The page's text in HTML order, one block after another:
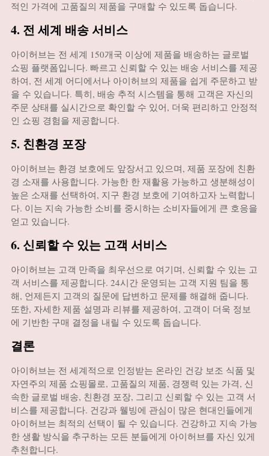
적인 가격에 고품질의 제품을 구매할 수 있도록 돕습니다.
4. 전 세계 배송 서비스
아이허브는 전 세계 150개국 이상에 제품을 배송하는 글로벌
쇼핑 플랫폼입니다. 빠르고 신뢰할 수 있는 배송 서비스를 제공
하여, 전 세계 어디에서나 아이허브의 제품을 쉽게 주문하고 받
을 수 있습니다. 특히, 배송 추적 시스템을 통해 고객은 자신의
주문 상태를 실시간으로 확인할 수 있어, 더욱 편리하고 안정적
인 쇼핑 경험을 제공합니다.
5. 친환경 포장
아이허브는 환경 보호에도 앞장서고 있으며, 제품 포장에 친환
경 소재를 사용합니다. 가능한 한 재활용 가능하고 생분해성이
높은 소재를 선택하여, 지구 환경 보호에 기여하고자 노력합니
다. 이는 지속 가능한 소비를 중시하는 소비자들에게 큰 호응을
얻고 있습니다.
6. 신뢰할 수 있는 고객 서비스
아이허브는 고객 만족을 최우선으로 여기며, 신뢰할 수 있는 고
객 서비스를 제공합니다. 24시간 운영되는 고객 지원 팀을 통
해, 언제든지 고객의 질문에 답변하고 문제를 해결해 줍니다.
또한, 자세한 제품 설명과 리뷰를 제공하여, 고객이 더욱 정보
에 기반한 구매 결정을 내릴 수 있도록 돕습니다.
결론
아이허브는 전 세계적으로 인정받는 온라인 건강 보조 식품 및
자연주의 제품 쇼핑몰로, 고품질의 제품, 경쟁력 있는 가격, 신
속한 글로벌 배송, 친환경 포장, 그리고 신뢰할 수 있는 고객 서
비스를 제공합니다. 건강과 웰빙에 관심이 많은 현대인들에게
아이허브는 최적의 선택이 될 수 있습니다. 건강하고 지속 가능
한 생활 방식을 추구하는 모든 분들에게 아이허브를 자신 있게
추천합니다.